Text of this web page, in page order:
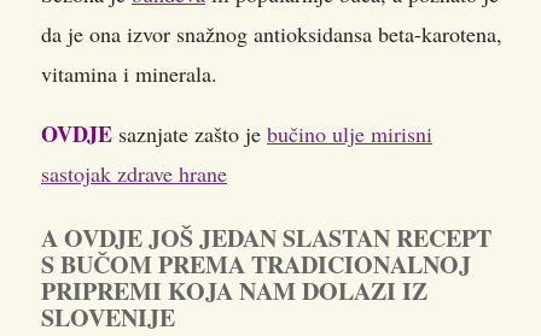
da je ona izvor snažnog antioksidansa beta-karotena,
vitamina i minerala.
OVDJE saznjate zašto je bučino ulje mirisni
sastojak zdrave hrane
A OVDJE JOŠ JEDAN SLASTAN RECEPT
S BUČOM PREMA TRADICIONALNOJ
PRIPREMI KOJA NAM DOLAZI IZ
SLOVENIJE